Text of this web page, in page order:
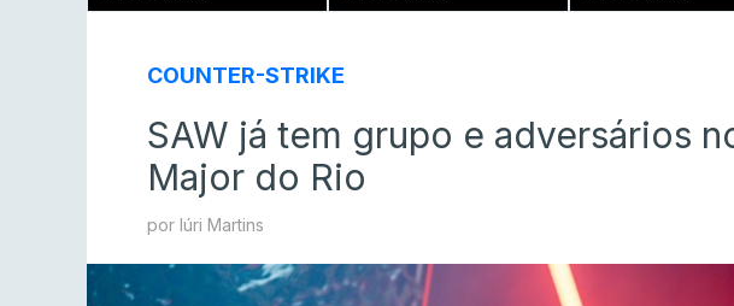
COUNTER-STRIKE
SAW já tem grupo e adversários
Major do Rio
por Iúri Martins